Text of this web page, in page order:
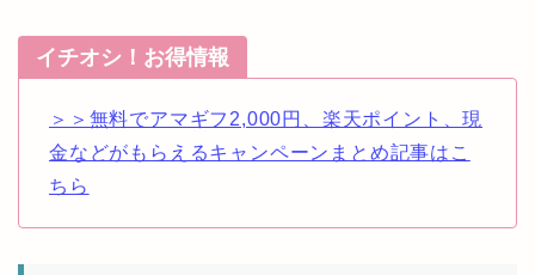
イチオシ！お得情報
＞＞無料でアマギフ2,000円、楽天ポイント、現
金などがもらえるキャンペーンまとめ記事はこ
ちら